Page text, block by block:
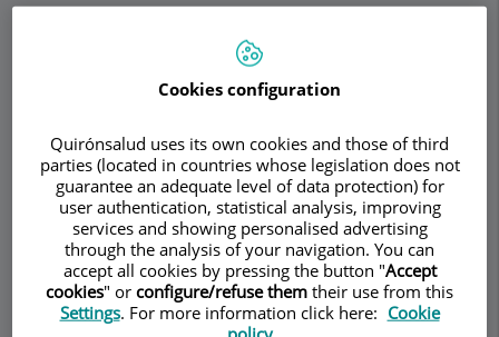
Enfisema y cáncer de
Tratamiento quirúrgico del enfisema pulmonar:
Tratamiento quirúrgico en el siglo XXI
cáncer de pulmónes la neoplasia más
frecuente en el hombre y, aunque no es la más
frecuente en la mujer, es la que en la actualidad
Cookies configuration
Quirónsalud uses its own cookies and those of third
parties (located in countries whose legislation does not
guarantee an adequate level of data protection) for
user authentication, statistical analysis, improving
services and showing personalised advertising
through the analysis of your navigation. You can
accept all cookies by pressing the button "Accept
cookies" or configure/refuse them their use from this
Settings. For more information click here: Cookie